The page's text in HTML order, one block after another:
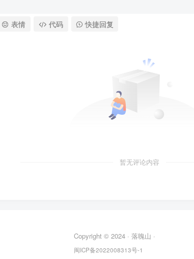
表情 代码 快捷回复
暂无评论内容
Copyright © 2024 · 落魄山 ·
闽ICP备2022008313号-1